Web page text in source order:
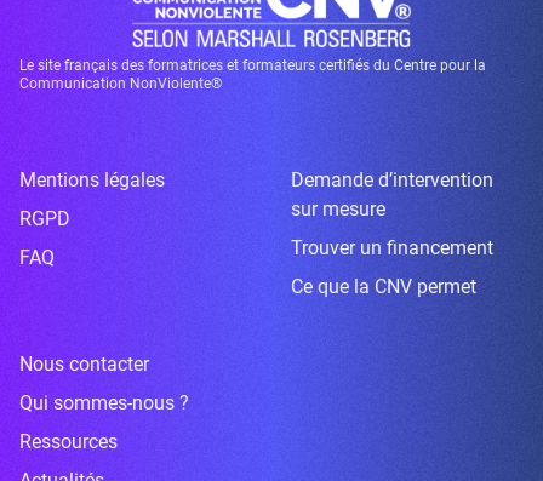
Le site français des formatrices et formateurs certifiés du Centre pour la
Communication NonViolente®
Mentions légales
RGPD
FAQ
Demande d’intervention
sur mesure
Trouver un financement
Ce que la CNV permet
Nous contacter
Qui sommes-nous ?
Ressources